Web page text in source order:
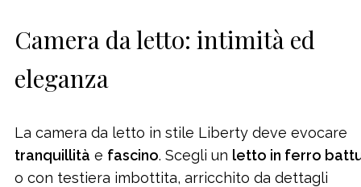
Camera da letto: intimità ed
eleganza
La camera da letto in stile Liberty deve evocare
tranquillità e fascino. Scegli un letto in ferro
o con testiera imbottita, arricchito da dettagli